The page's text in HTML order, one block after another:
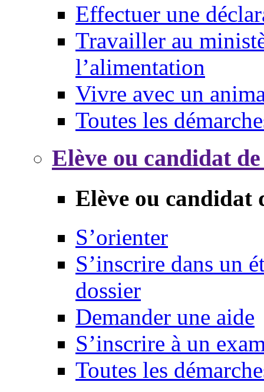
Effectuer une
Travailler au
l’alimentation
Vivre avec un
Toutes les
Elève ou candidat
Elève ou candidat
S’orienter
S’inscrire dans un
dossier
Demander une aide
S’inscrire à un
Toutes les